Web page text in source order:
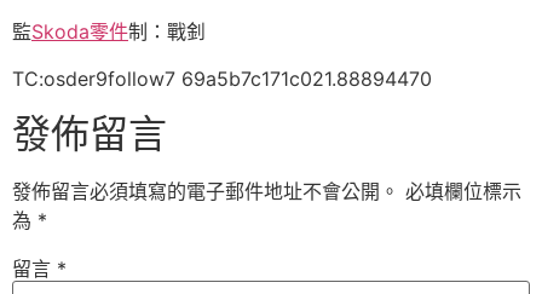
監Skoda零件制：戰釗
TC:osder9follow7 69a5b7c171c021.88894470
發佈留言
發佈留言必須填寫的電子郵件地址不會公開。 必填欄位標示
為 *
留言 *